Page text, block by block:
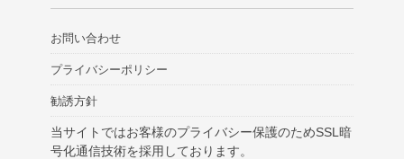
お問い合わせ
プライバシーポリシー
勧誘方針
当サイトではお客様のプライバシー保護のためSSL暗
号化通信技術を採用しております。